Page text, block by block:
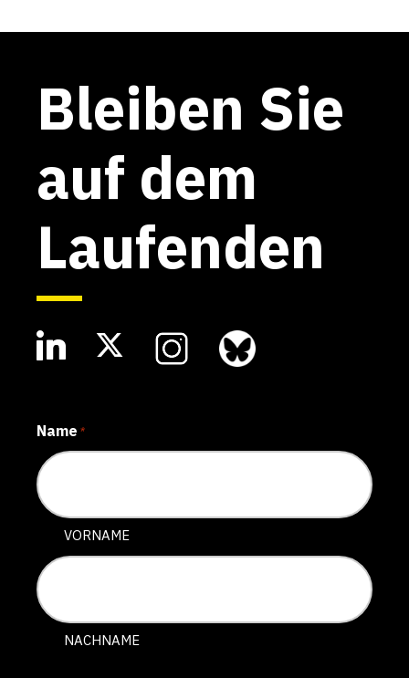
Bleiben Sie
auf dem
Laufenden
Name *
VORNAME
NACHNAME